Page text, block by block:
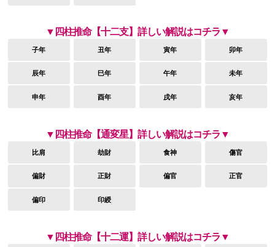
▼四柱推命【十二支】詳しい解説はコチラ▼
子年 丑年 寅年 卯年
辰年 巳年 午年 未年
申年 酉年 戌年 亥年
▼四柱推命【通変星】詳しい解説はコチラ▼
比肩 劫財 食神 傷官
偏財 正財 偏官 正官
偏印 印綬
▼四柱推命【十二運】詳しい解説はコチラ▼